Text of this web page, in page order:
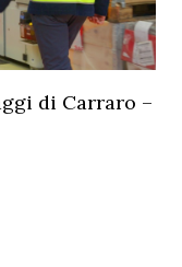
di Carraro –